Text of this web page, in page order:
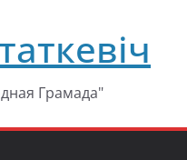
Грамада"